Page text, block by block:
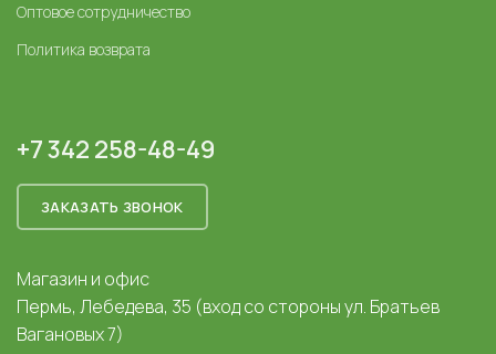
Оптовое сотрудничество
Политика возврата
+7 342 258-48-49
ЗАКАЗАТЬ ЗВОНОК
Магазин и офис
Пермь, Лебедева, 35 (вход со стороны ул. Братьев
Вагановых 7)